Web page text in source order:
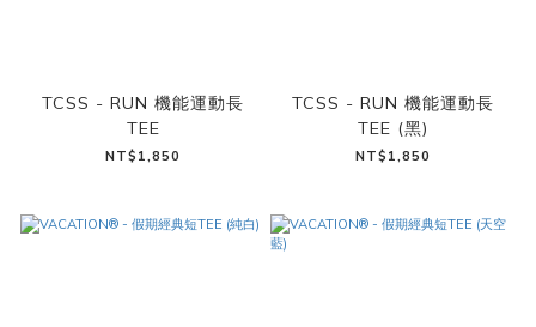
TCSS - RUN 機能運動長
TEE
NT$1,850
TCSS - RUN 機能運動長
TEE (黑)
NT$1,850